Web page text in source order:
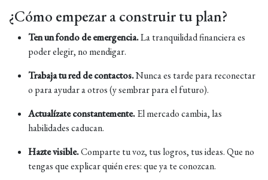
¿Cómo empezar a construir tu plan?
Ten un fondo de emergencia.La tranquilidad financiera es
poder elegir, no mendigar.
Trabaja tu red de contactos.Nunca es tarde para reconectar
o para ayudar a otros (y sembrar para el futuro).
Actualízate constantemente.El mercado cambia, las
habilidades caducan.
Hazte visible.Comparte tu voz, tus logros, tus ideas. Que no
tengas que explicar quién eres: que ya te conozcan.